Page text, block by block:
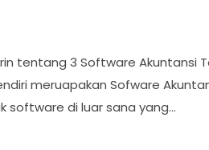
tentang 3 Software Akuntansi
meruapakan Sofware
software di luar sana yang…